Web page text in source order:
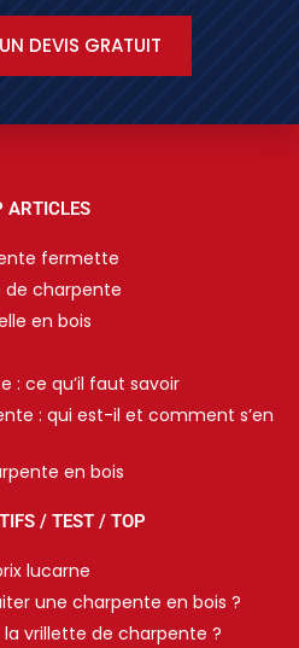
DEVIS GRATUIT
ARTICLES
fermette
de charpente
en bois
: ce qu’il faut savoir
: qui est-il et comment s’en
en bois
/ TEST / TOP
lucarne
une charpente en bois ?
vrillette de charpente ?